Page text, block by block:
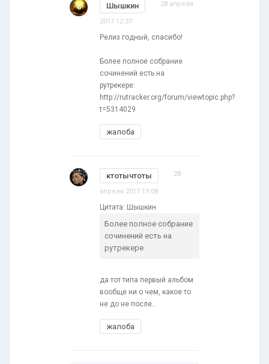
Шышкин 28 апреля
2017 12:37
Релиз годный, спасибо!
Более полное собрание
сочинений есть на
рутрекере:
http://rutracker.org/forum/viewtopic.php?
t=5314029
жалоба
ктотычтоты 28
апреля 2017 19:08
Цитата: Шышкин
Более полное собрание
сочинений есть на
рутрекере
да тот типа первый альбом
вообще ни о чем, какое то
не до не после...
жалоба